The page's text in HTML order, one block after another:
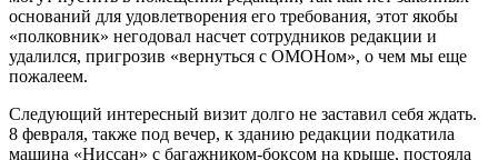
оснований для удовлетворения его требования, этот якобы
«полковник» негодовал насчет сотрудников редакции и
удалился, пригрозив «вернуться с ОМОНом», о чем мы еще
пожалеем.
Следующий интересный визит долго не заставил себя ждать.
8 февраля, также под вечер, к зданию редакции подкатила
машина «Ниссан» с багажником-боксом на крыше, постояла